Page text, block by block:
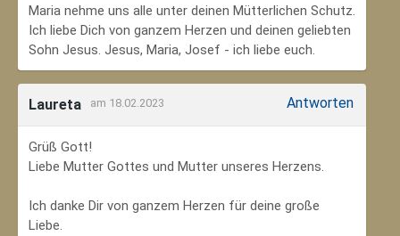
Maria nehme uns alle unter deinen Mütterlichen Schutz.
Ich liebe Dich von ganzem Herzen und deinen geliebten
Sohn Jesus. Jesus, Maria, Josef - ich liebe euch.
Laureta am 18.02.2023 Antworten
Grüß Gott!
Liebe Mutter Gottes und Mutter unseres Herzens.
Ich danke Dir von ganzem Herzen für deine große
Liebe.